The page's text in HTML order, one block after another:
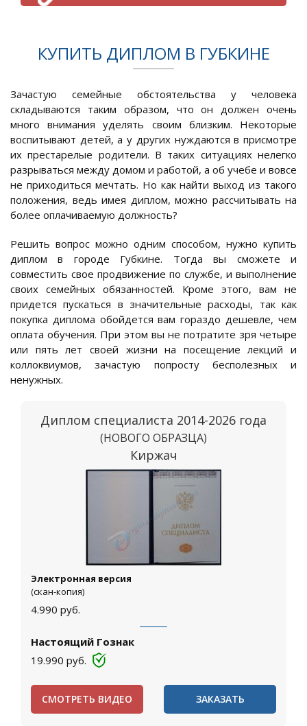
КУПИТЬ ДИПЛОМ В ГУБКИНЕ
Зачастую семейные обстоятельства у человека
складываются таким образом, что он должен очень
много внимания уделять своим близким. Некоторые
воспитывают детей, а у других нуждаются в присмотре
их престарелые родители. В таких ситуациях нелегко
разрываться между домом и работой, а об учебе и вовсе
не приходиться мечтать. Но как найти выход из такого
положения, ведь имея диплом, можно рассчитывать на
более оплачиваемую должность?
Решить вопрос можно одним способом, нужно купить
диплом в городе Губкине. Тогда вы сможете и
совместить свое продвижение по службе, и выполнение
своих семейных обязанностей. Кроме этого, вам не
придется пускаться в значительные расходы, так как
покупка диплома обойдется вам гораздо дешевле, чем
оплата обучения. При этом вы не потратите зря четыре
или пять лет своей жизни на посещение лекций и
коллоквиумов, зачастую попросту бесполезных и
ненужных.
Диплом специалиста 2014-2026 года
(НОВОГО ОБРАЗЦА)
Киржач
Электронная версия
(скан-копия)
4.990 руб.
Настоящий Гознак
19.990 руб.
СМОТРЕТЬ ВИДЕО ЗАКАЗАТЬ